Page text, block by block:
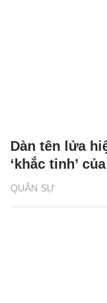
QUÂN SỰ
Dàn tên lửa
‘khắc tinh’